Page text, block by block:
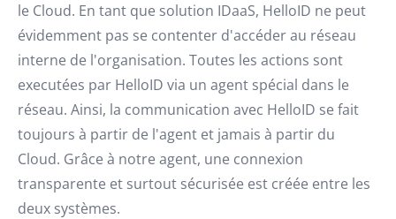
le Cloud. En tant que solution IDaaS, HelloID ne peut
évidemment pas se contenter d'accéder au réseau
interne de l'organisation. Toutes les actions sont
executées par HelloID via un agent spécial dans le
réseau. Ainsi, la communication avec HelloID se fait
toujours à partir de l'agent et jamais à partir du
Cloud. Grâce à notre agent, une connexion
transparente et surtout sécurisée est créée entre les
deux systèmes.